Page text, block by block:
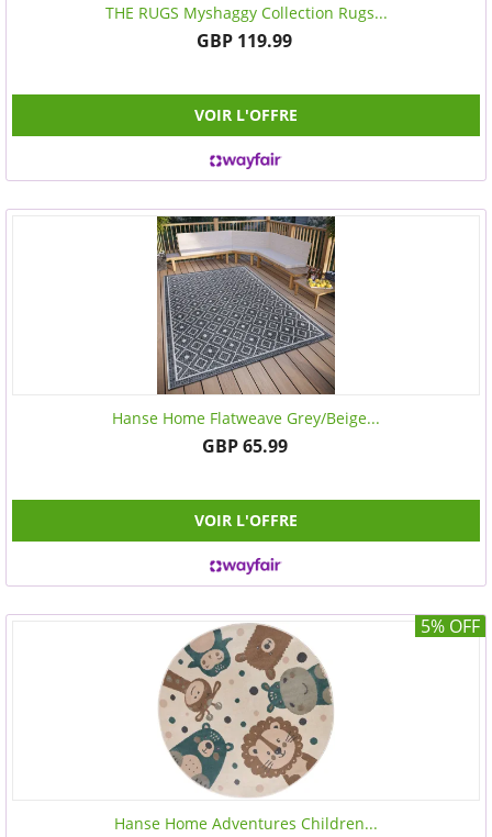
THE RUGS Myshaggy Collection Rugs...
GBP 119.99
VOIR L'OFFRE
Hanse Home Flatweave Grey/Beige...
GBP 65.99
VOIR L'OFFRE
5% OFF
Hanse Home Adventures Children...